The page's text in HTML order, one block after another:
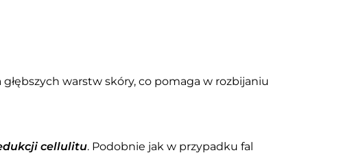
warstw skóry, co pomaga w rozbijaniu
cellulitu. Podobnie jak w przypadku fal